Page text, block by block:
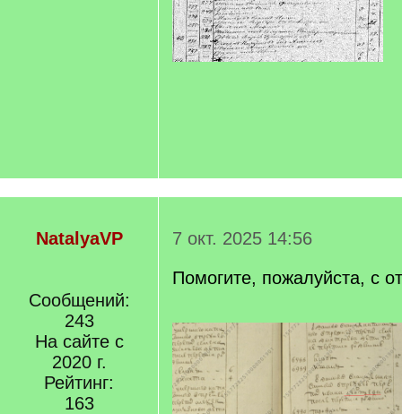
NatalyaVP
Сообщений:
243
На сайте с
2020 г.
Рейтинг:
163
7 окт. 2025 14:56
Помогите, пожалуйста, с